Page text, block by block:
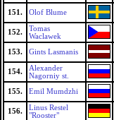
151. Olof Blume
152.
Tomas
Waclawek
153. Gints Lasmanis
154.
Alexander
Nagorniy st.
155. Emil Mumdzhi
156.
Linus Restel
"Rooster"